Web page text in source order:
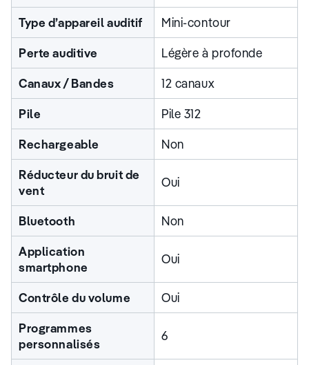
Type d’appareil auditif
Mini-contour
Perte auditive
Légère à profonde
Canaux / Bandes
12 canaux
Pile
Pile 312
Rechargeable
Non
Réducteur du bruit de
vent
Oui
Bluetooth
Non
Application
smartphone
Oui
Contrôle du volume
Oui
Programmes
personnalisés
6